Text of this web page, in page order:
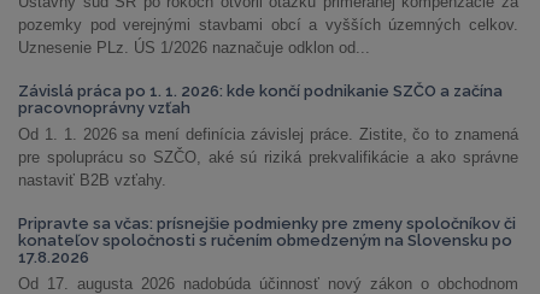
pozemky pod verejnými stavbami obcí a vyšších územných celkov.
Uznesenie PLz. ÚS 1/2026 naznačuje odklon od...
Závislá práca po 1. 1. 2026: kde končí podnikanie SZČO a začína
pracovnoprávny vzťah
Od 1. 1. 2026 sa mení definícia závislej práce. Zistite, čo to znamená
pre spoluprácu so SZČO, aké sú riziká prekvalifikácie a ako správne
nastaviť B2B vzťahy.
Pripravte sa včas: prísnejšie podmienky pre zmeny spoločníkov či
konateľov spoločnosti s ručením obmedzeným na Slovensku po
17.8.2026
Od 17. augusta 2026 nadobúda účinnosť nový zákon o obchodnom